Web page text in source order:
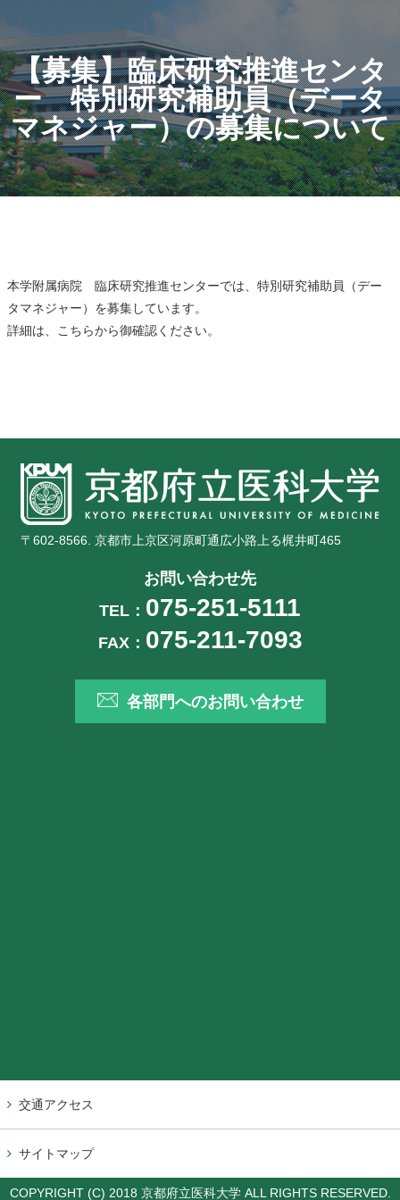
【募集】臨床研究推進センタ
ー 特別研究補助員（データ
マネジャー）の募集について
本学附属病院 臨床研究推進センターでは、特別研究補助員（デー
タマネジャー）を募集しています。
詳細は、
こちらから御確認ください。
〒602-8566. 京都市上京区河原町通広小路上る梶井町465
お問い合わせ先
TEL： 075-251-5111
FAX： 075-211-7093
各部門へのお問い合わせ
交通アクセス
サイトマップ
COPYRIGHT (C) 2018 京都府立医科大学 ALL RIGHTS RESERVED.